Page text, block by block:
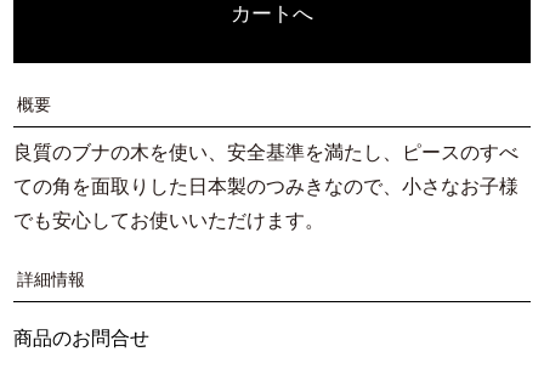
カートへ
概要
良質のブナの木を使い、安全基準を満たし、ピースのすべ
ての角を面取りした日本製のつみきなので、小さなお子様
でも安心してお使いいただけます。
詳細情報
商品のお問合せ